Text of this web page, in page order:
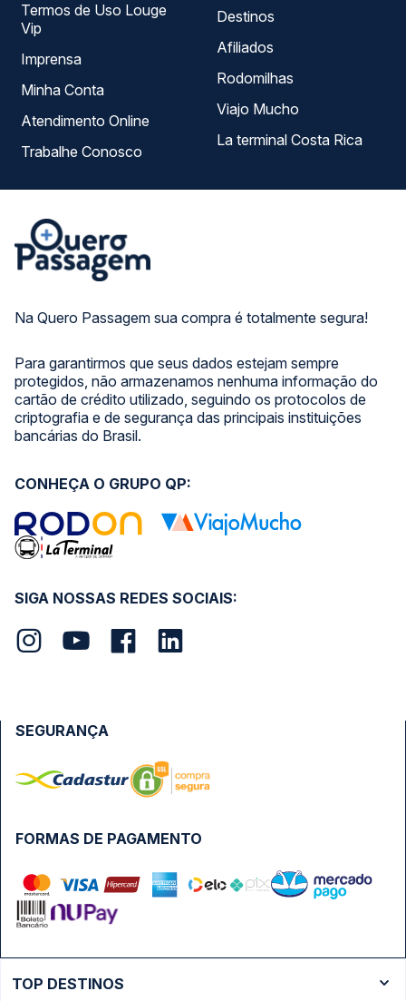
Na Quero Passagem sua compra é totalmente segura!
Para garantirmos que seus dados estejam sempre
protegidos, não armazenamos nenhuma informação do
cartão de crédito utilizado, seguindo os protocolos de
criptografia e de segurança das principais instituições
bancárias do Brasil.
Termos de Uso Louge
Vip
Imprensa
Minha Conta
Atendimento Online
Trabalhe Conosco
Destinos
Afiliados
Rodomilhas
Viajo Mucho
La terminal Costa Rica
SIGA NOSSAS REDES SOCIAIS:
CONHEÇA O GRUPO QP:
FORMAS DE PAGAMENTO
SEGURANÇA
TOP DESTINOS